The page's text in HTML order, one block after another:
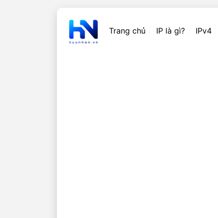
Trang chủ IP là gì? IPv4